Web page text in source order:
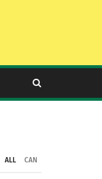
ALL CAN